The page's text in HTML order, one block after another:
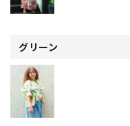
グリーン